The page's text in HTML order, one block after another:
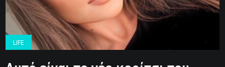
LIFE